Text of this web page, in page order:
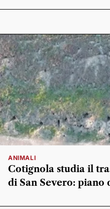
ANIMALI
Cotignola studia il
di San Severo: piano